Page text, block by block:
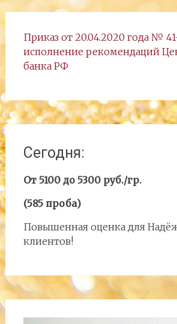
Приказ от 20.04.2020 года №
исполнение рекомендаций
банка РФ
Сегодня:
От 5100 до 5300 руб./гр.
(585 проба)
Повышенная оценка для
клиентов!